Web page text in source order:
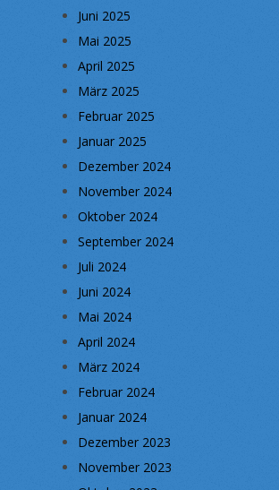
Juni 2025
Mai 2025
April 2025
März 2025
Februar 2025
Januar 2025
Dezember 2024
November 2024
Oktober 2024
September 2024
Juli 2024
Juni 2024
Mai 2024
April 2024
März 2024
Februar 2024
Januar 2024
Dezember 2023
November 2023